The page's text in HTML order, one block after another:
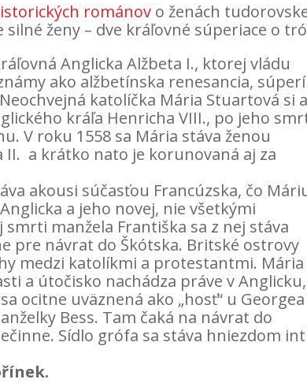
románov o ženách
ženy – dve kráľovné súperiace o
Anglicka Alžbeta I., ktorej vládu
ako alžbetínska renesancia, súperí
katolíčka Mária Stuartová si
kráľa Henricha VIII., po jeho
V roku 1558 sa Mária stáva ženou
a krátko nato je korunovaná aj za
akousi súčasťou Francúzska, čo
a jeho novej, nie všetkými
manžela Františka sa z nej stáva
pre návrat do Škótska. Britské ostrovy
medzi katolíkmi a protestantmi. Mária
a útočisko nachádza práve v Anglicku,
ocitne uväznená ako „hosť“ u Georgea
Bess. Tam čaká na návrat do
Sídlo grófa sa stáva hniezdom